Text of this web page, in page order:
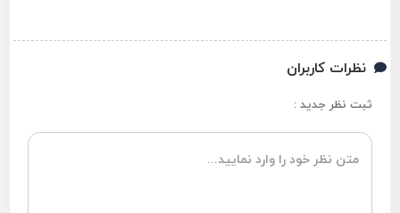
نظرات کاربران
ثبت نظر جدید :